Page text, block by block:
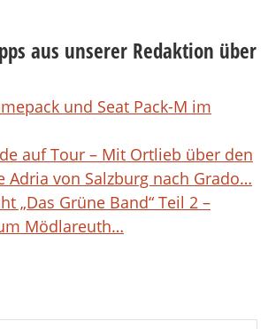
aus unserer Redaktion über
und Seat Pack-M im
auf Tour – Mit Ortlieb über den
Adria von Salzburg nach Grado…
„Das Grüne Band“ Teil 2 –
Mödlareuth…